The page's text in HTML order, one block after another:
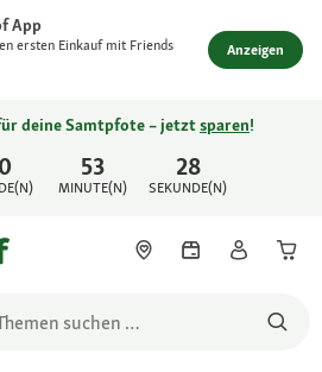
App
ersten Einkauf mit Friends Anzeigen
53
MINUTE(N)
28
SEKUNDE(N)
deine Samtpfote – jetztsparen!